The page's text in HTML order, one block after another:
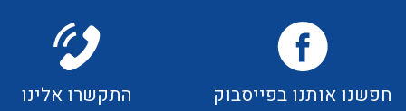
חפשנו אותנו בפייסבוק התקשרו אלינו